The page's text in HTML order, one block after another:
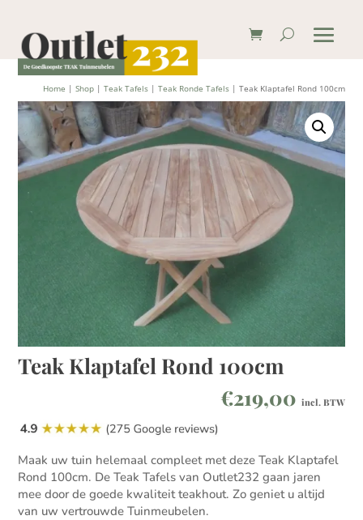
Home | Shop| Teak Tafels| Teak Ronde Tafels| Teak Klaptafel Rond 100cm
Teak Klaptafel Rond 100cm
€219,00 incl. BTW
Maak uw tuin helemaal compleet met deze Teak Klaptafel
Rond 100cm. De Teak Tafels van Outlet232 gaan jaren
mee door de goede kwaliteit teakhout. Zo geniet u altijd
van uw vertrouwde Tuinmeubelen.